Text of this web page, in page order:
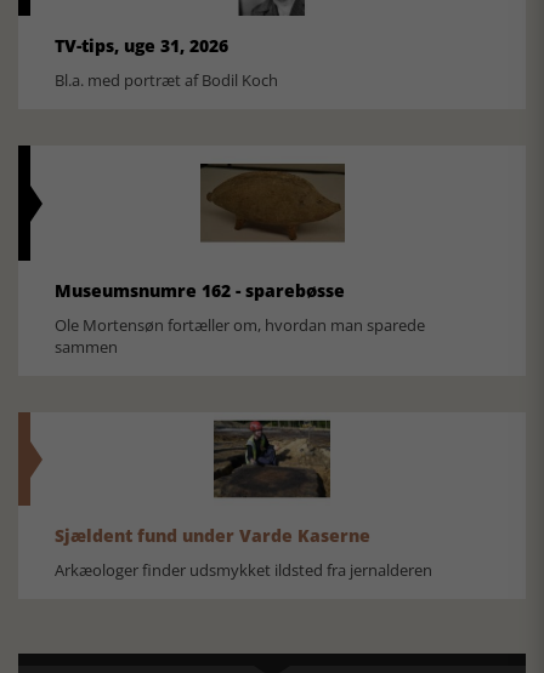
TV-tips, uge 31, 2026
Bl.a. med portræt af Bodil Koch
Museumsnumre 162 - sparebøsse
Ole Mortensøn fortæller om, hvordan man sparede
sammen
Sjældent fund under Varde Kaserne
Arkæologer finder udsmykket ildsted fra jernalderen